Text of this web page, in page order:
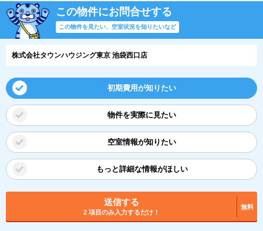
この物件にお問合せする
この物件を見たい、空室状況を知りたいなど
株式会社タウンハウジング東京 池袋西口店
初期費用が知りたい
物件を実際に見たい
空室情報が知りたい
もっと詳細な情報がほしい
送信する
2 項目のみ入力するだけ！
無料